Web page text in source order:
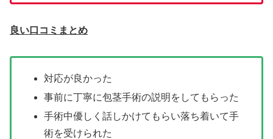
良い口コミまとめ
対応が良かった
事前に丁寧に包茎手術の説明をしてもらった
手術中優しく話しかけてもらい落ち着いて手
術を受けられた